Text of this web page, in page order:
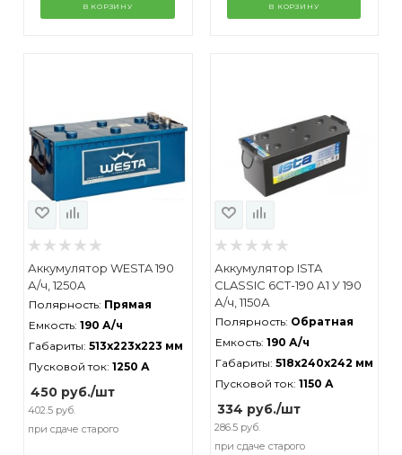
В КОРЗИНУ В КОРЗИНУ
Аккумулятор WESTA 190
А/ч, 1250A
Полярность: Прямая
Емкость: 190 А/ч
Габариты: 513x223x223 мм
Пусковой ток: 1250 А
450 руб./шт
402.5 руб.
при сдаче старого
Аккумулятор ISTA
CLASSIC 6СТ-190 А1 У 190
А/ч, 1150А
Полярность: Обратная
Емкость: 190 А/ч
Габариты: 518x240x242 мм
Пусковой ток: 1150 А
334 руб./шт
286.5 руб.
при сдаче старого